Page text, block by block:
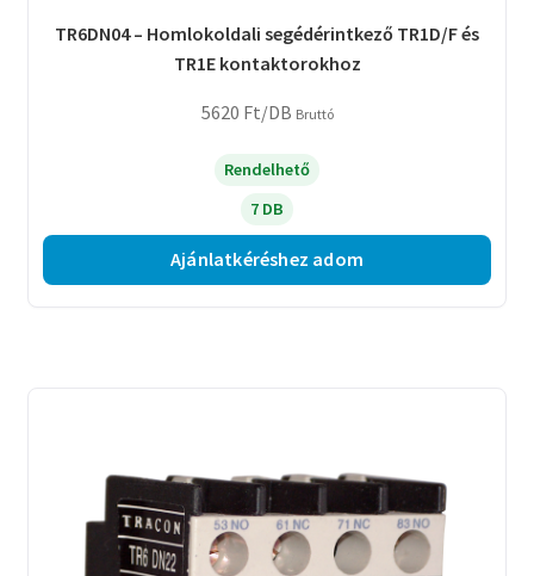
TR6DN04 – Homlokoldali segédérintkező TR1D/F és
TR1E kontaktorokhoz
5620 Ft/DB Bruttó
Rendelhető
7 DB
Ajánlatkéréshez adom